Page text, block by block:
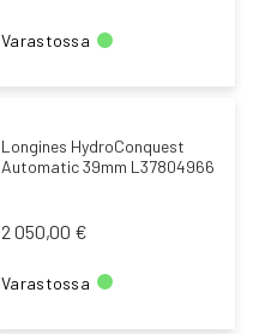
Varastossa
Longines HydroConquest
Automatic 39mm L37804966
2 050,00 €
Varastossa